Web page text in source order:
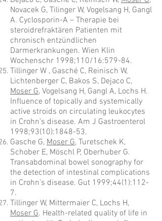
Novacek G, Tilinger W, Vogelsang H, Gangl
A. Cyclosporin-A – Therapie bei
steroidrefraktären Patienten mit
chronisch entzündlichen
Darmerkrankungen. Wien Klin
Wochenschr 1998;110/16:579-84.
Tillinger W , Gasché C, Reinisch W,
Lichtenberger C, Bakos S, Dejaco C,
Moser G, Vogelsang H, Gangl A, Lochs H.
Influence of topicalIy and systemically
active stroids on circulating leukocytes
in Crohn’s disease. Am J Gastroenterol
1998;93(10):1848-53.
Gasche G, Moser G, Turetschek K,
Schober E, Möschl P, Oberhuber G.
Transabdominal bowel sonography for
the detection of intestinal complications
in Crohn’s disease. Gut 1999;44(1):112-
7.
Tillinger W, Mittermaier C, Lochs H,
Moser G. Health-related quality of life in